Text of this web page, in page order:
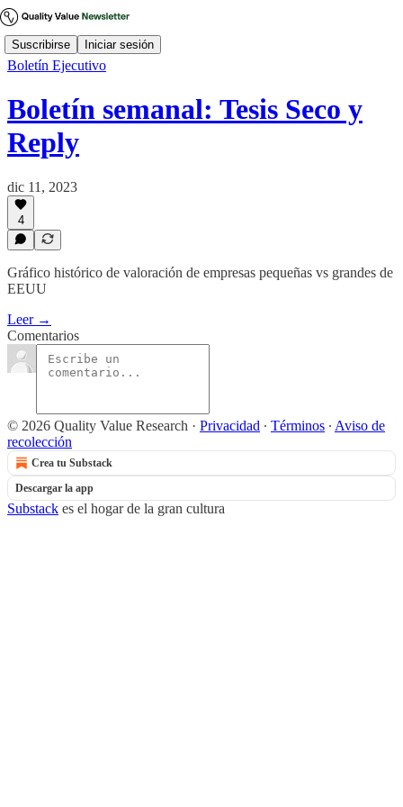
Suscribirse Iniciar sesión
Boletín Ejecutivo
Boletín semanal: Tesis Seco y
Reply
dic 11, 2023
4
Gráfico histórico de valoración de empresas pequeñas vs grandes de
EEUU
Leer →
Comentarios
© 2026 Quality Value Research · Privacidad ∙ Términos ∙ Aviso de
recolección
Crea tu Substack
Descargar la app
Substack es el hogar de la gran cultura